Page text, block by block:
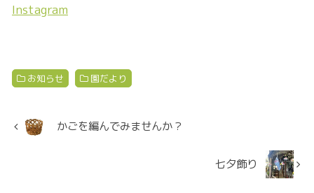
Instagram
お知らせ 園だより
かごを編んでみませんか？
七夕飾り